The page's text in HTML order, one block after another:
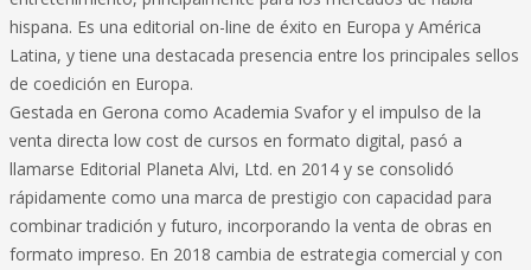
hispana. Es una editorial on-line de éxito en Europa y América
Latina, y tiene una destacada presencia entre los principales sellos
de coedición en Europa.
Gestada en Gerona como Academia Svafor y el impulso de la
venta directa low cost de cursos en formato digital, pasó a
llamarse Editorial Planeta Alvi, Ltd. en 2014 y se consolidó
rápidamente como una marca de prestigio con capacidad para
combinar tradición y futuro, incorporando la venta de obras en
formato impreso. En 2018 cambia de estrategia comercial y con